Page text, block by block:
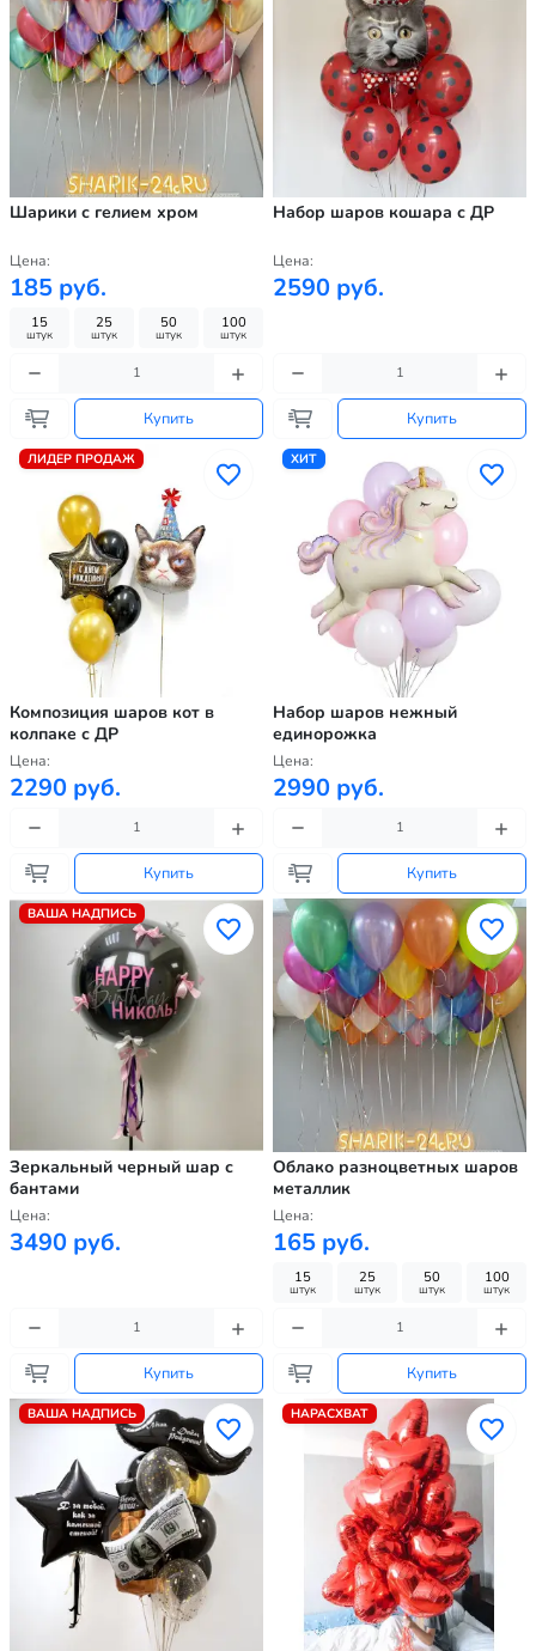
Шарики с гелием хром
Цена:
185 руб.
15
штук
25
штук
50
штук
100
штук
Купить
Набор шаров кошара с ДР
Цена:
2590 руб.
Купить
ЛИДЕР ПРОДАЖ
Композиция шаров кот в
колпаке с ДР
Цена:
2290 руб.
Купить
ХИТ
Набор шаров нежный
единорожка
Цена:
2990 руб.
Купить
ВАША НАДПИСЬ
Зеркальный черный шар с
бантами
Цена:
3490 руб.
Купить
Облако разноцветных шаров
металлик
Цена:
165 руб.
15
штук
25
штук
50
штук
100
штук
Купить
ВАША НАДПИСЬ НАРАСХВАТ